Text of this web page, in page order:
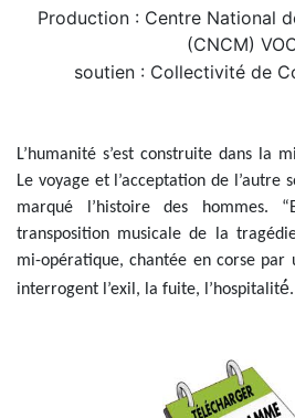
Production : Centre National
(CNCM)
soutien : Collectivité de
L’humanité s’est construite dans la
Le voyage et l’acceptation de
marqué l’histoire des hommes.
transposition musicale de la
mi-opératique, chantée en corse
interrogent l’exil, la fuite, l’hospitalité́.